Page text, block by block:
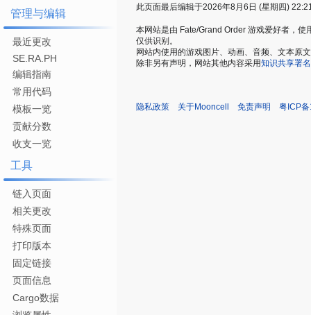
管理与编辑
最近更改
SE.RA.PH
编辑指南
常用代码
模板一览
贡献分数
收支一览
工具
链入页面
相关更改
特殊页面
打印版本
固定链接
页面信息
Cargo数据
此页面最后编辑于2026年8月6日 (星期四)
本网站是由 Fate/Grand Order 游戏爱好者，
仅供识别。
网站内使用的游戏图片、动画、音频、文本原
除非另有声明，网站其他内容采用知识共享署
隐私政策 关于Mooncell 免责声明 粤ICP